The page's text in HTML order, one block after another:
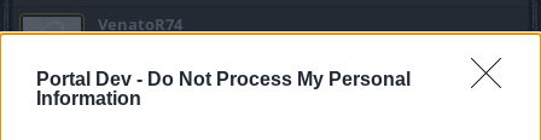
Portal Dev - Do Not Process My Personal
Information
VenatoR74
CiscoNetPlus said: